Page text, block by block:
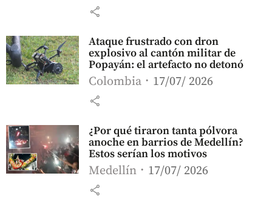
share
Ataque frustrado con dron
explosivo al cantón militar de
Popayán: el artefacto no detonó
Colombia 17/07/ 2026
share
¿Por qué tiraron tanta pólvora
anoche en barrios de Medellín?
Estos serían los motivos
Medellín 17/07/ 2026
share